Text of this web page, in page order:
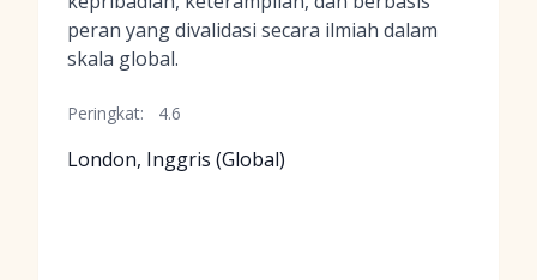
peran yang divalidasi secara ilmiah dalam
skala global.
Peringkat: 4.6
London, Inggris (Global)